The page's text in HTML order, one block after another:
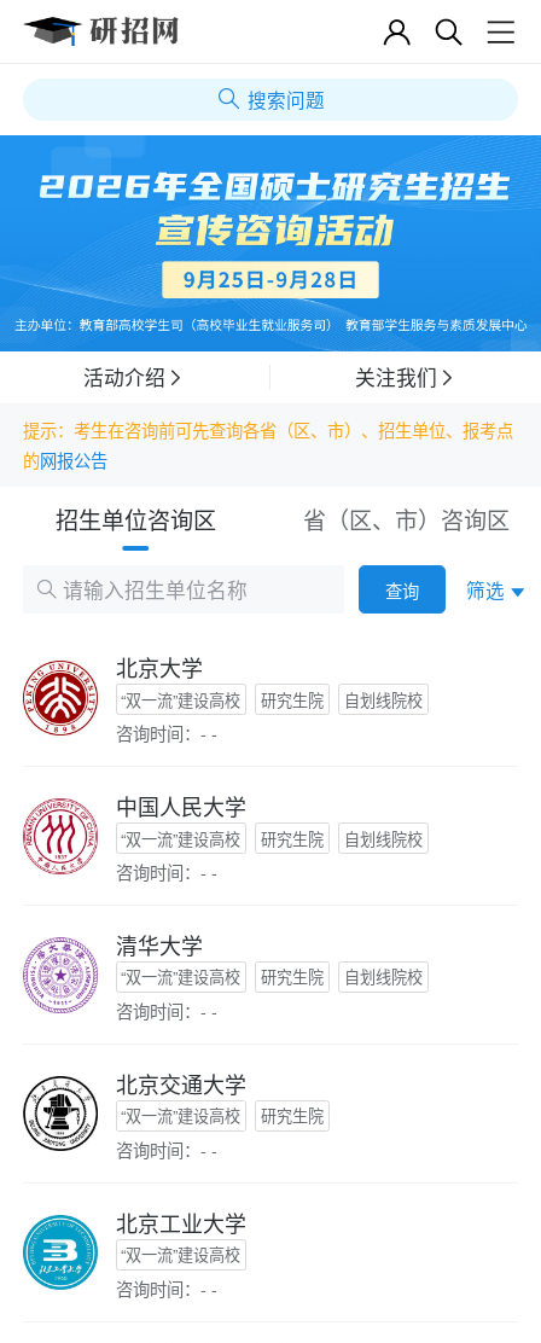
搜索问题
活动介绍 关注我们
提示：考生在咨询前可先查询各省（区、市）、招生单位、报考点
的网报公告
招生单位咨询区 省（区、市）咨询区
查询 筛选
北京大学
“双一流”建设高校 研究生院 自划线院校
咨询时间：- -
中国人民大学
“双一流”建设高校 研究生院 自划线院校
咨询时间：- -
清华大学
“双一流”建设高校 研究生院 自划线院校
咨询时间：- -
北京交通大学
“双一流”建设高校 研究生院
咨询时间：- -
北京工业大学
“双一流”建设高校
咨询时间：- -